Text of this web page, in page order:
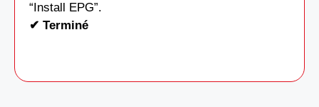
“Install EPG”.
✔ Terminé